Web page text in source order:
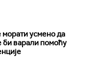
усмено да
би варали помоћу